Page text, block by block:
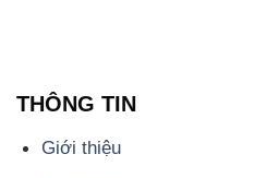
THÔNG TIN
Giới thiệu